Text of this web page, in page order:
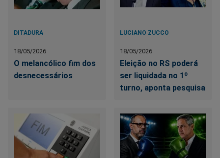
DITADURA
18/05/2026
O melancólico fim dos
desnecessários
LUCIANO ZUCCO
18/05/2026
Eleição no RS poderá
ser liquidada no 1º
turno, aponta pesquisa